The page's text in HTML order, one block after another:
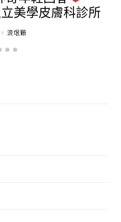
美學皮膚科診所
流氓顆